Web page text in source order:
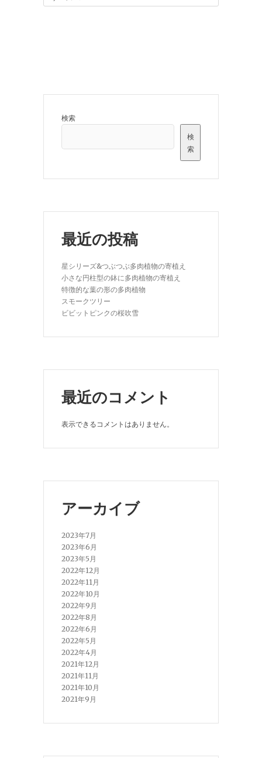
検索
検
索
最近の投稿
星シリーズ&つぶつぶ多肉植物の寄植え
小さな円柱型の鉢に多肉植物の寄植え
特徴的な葉の形の多肉植物
スモークツリー
ビビットピンクの桜吹雪
最近のコメント
表示できるコメントはありません。
アーカイブ
2023年7月
2023年6月
2023年5月
2022年12月
2022年11月
2022年10月
2022年9月
2022年8月
2022年6月
2022年5月
2022年4月
2021年12月
2021年11月
2021年10月
2021年9月